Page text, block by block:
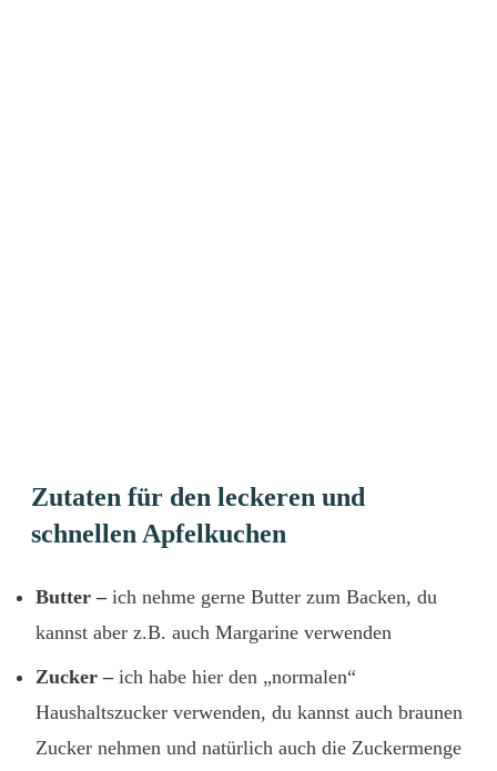
Zutaten für den leckeren und
schnellen Apfelkuchen
Butter – ich nehme gerne Butter zum Backen, du
kannst aber z.B. auch Margarine verwenden
Zucker – ich habe hier den „normalen“
Haushaltszucker verwenden, du kannst auch braunen
Zucker nehmen und natürlich auch die Zuckermenge